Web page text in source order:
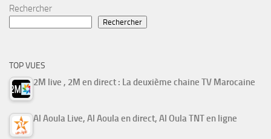
Rechercher
Rechercher
TOP VUES
2M live , 2M en direct : La deuxième chaine TV Marocaine
Al Aoula Live, Al Aoula en direct, Al Oula TNT en ligne